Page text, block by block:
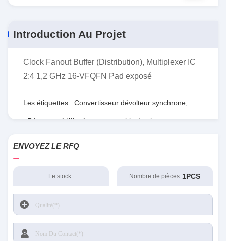
Introduction Au Projet
Clock Fanout Buffer (Distribution), Multiplexer IC
2:4 1,2 GHz 16-VFQFN Pad exposé
Les étiquettes: Convertisseur dévolteur synchrone
Réseau prédiffusé programmable de champ,
ENVOYEZ LE RFQ
Le stock: Nombre de pièces: 1PCS